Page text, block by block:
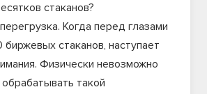
стаканов?
Когда перед глазами
стаканов, наступает
Физически невозможно
такой